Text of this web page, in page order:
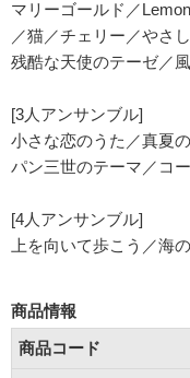
マリーゴールド／
／猫／チェリー／やさ
残酷な天使のテーゼ／
[3人アンサンブル]
小さな恋のうた／真夏
パン三世のテーマ／コ
[4人アンサンブル]
上を向いて歩こう／海
商品情報
商品コード